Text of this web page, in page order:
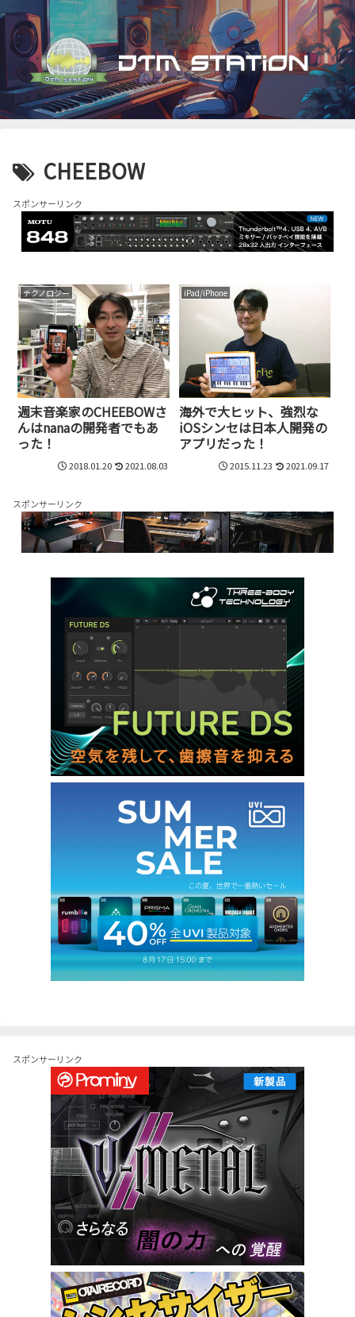
CHEEBOW
スポンサーリンク
テクノロジー
週末音楽家のCHEEBOWさ
んはnanaの開発者でもあ
った！
2018.01.20 2021.08.03
iPad/iPhone
海外で大ヒット、強烈な
iOSシンセは日本人開発の
アプリだった！
2015.11.23 2021.09.17
スポンサーリンク
スポンサーリンク